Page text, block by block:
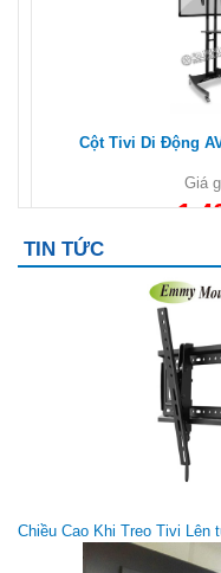
Cột Tivi Di Động
Giá
1
GIÁ TREO TIVI DI ĐỘNG
Giá
TIN TỨC
Chiều Cao Khi Treo Tivi Lên